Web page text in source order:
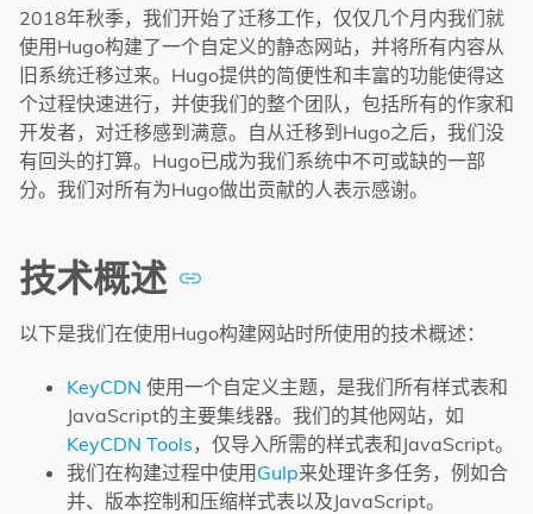
2018年秋季，我们开始了迁移工作，仅仅几个月内我们就
使用Hugo构建了一个自定义的静态网站，并将所有内容从
旧系统迁移过来。Hugo提供的简便性和丰富的功能使得这
个过程快速进行，并使我们的整个团队，包括所有的作家和
开发者，对迁移感到满意。自从迁移到Hugo之后，我们没
有回头的打算。Hugo已成为我们系统中不可或缺的一部
分。我们对所有为Hugo做出贡献的人表示感谢。
技术概述
以下是我们在使用Hugo构建网站时所使用的技术概述：
KeyCDN 使用一个自定义主题，是我们所有样式表和
JavaScript的主要集线器。我们的其他网站，如
KeyCDN Tools，仅导入所需的样式表和JavaScript。
我们在构建过程中使用Gulp来处理许多任务，例如合
并、版本控制和压缩样式表以及JavaScript。